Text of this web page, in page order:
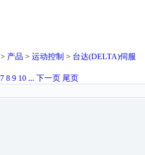
产品 > 运动控制 > 台达(DELTA)伺服
7 8 9 10 ... 下一页 尾页